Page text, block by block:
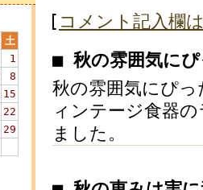
土
1
8
15
22
29
[ コメント記入欄
■ 秋の雰囲気に
秋の雰囲気にぴ
ィンテージ食器
ました。